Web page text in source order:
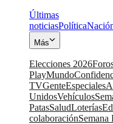
Últimas
noticiasPolítica
Más
Elecciones 2026
PlayMundo
TVGenteEspeciales
UnidosVehículos
PatasSaludLoterías
colaboraciónSemana